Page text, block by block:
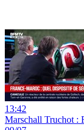
13:42
Marschall Truchot :